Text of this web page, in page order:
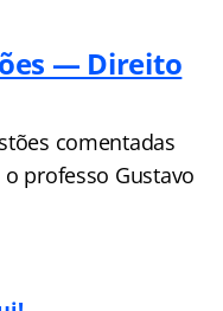
— Direito
comentadas
professo Gustavo